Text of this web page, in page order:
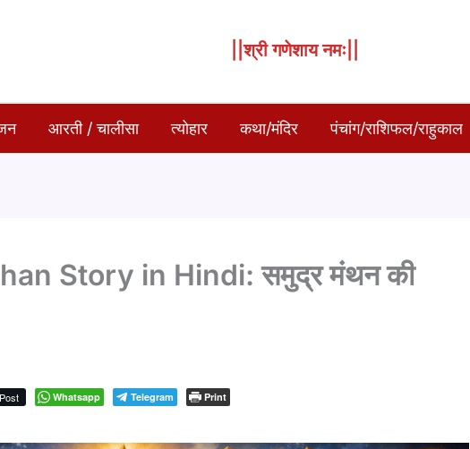
||श्री गणेशाय नमः||
आरती / चालीसा त्योहार कथा/मंदिर पंचांग/राशिफल/राहुकाल
Story in Hindi: समुद्र मंथन की
Post Whatsapp Telegram Print